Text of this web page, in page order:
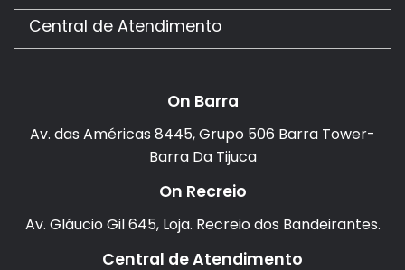
Central de Atendimento
On Barra
Av. das Américas 8445, Grupo 506 Barra Tower-
Barra Da Tijuca
On Recreio
Av. Gláucio Gil 645, Loja. Recreio dos Bandeirantes.
Central de Atendimento